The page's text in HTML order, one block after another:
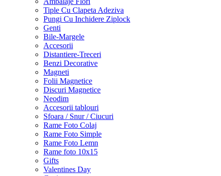
Tiple Cu Clapeta Adeziva
Pungi Cu Inchidere Ziplock
Genti
Bile-Margele
Accesorii
Distantiere-Treceri
Benzi Decorative
Magneti
Folii Magnetice
Discuri Magnetice
Neodim
Accesorii tablouri
Sfoara / Snur / Ciucuri
Rame Foto Colaj
Rame Foto Simple
Rame Foto Lemn
Rame foto 10x15
Gifts
Valentines Day